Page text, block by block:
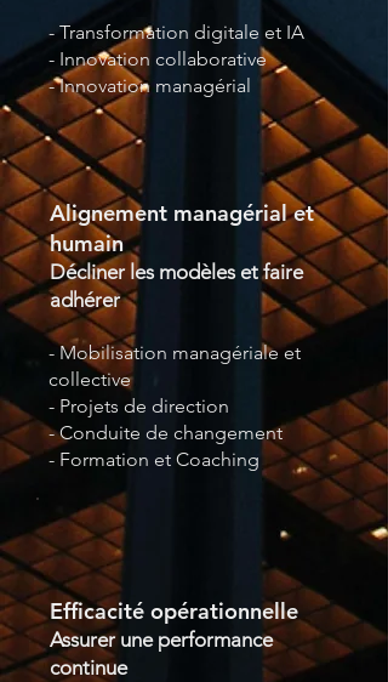
- Transformation digitale et IA
- Innovation collaborative
- Innovation managérial
Alignement managérial et
humain
Décliner les modèles et faire
adhérer
- Mobilisation managériale et
collective
- Projets de direction
- Conduite de changement
- Formation et Coaching
Efficacité opérationnelle
Assurer une performance
continue